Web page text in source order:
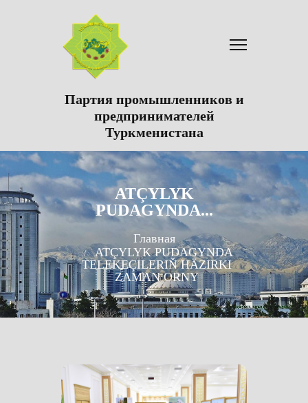
Партия промышленников и
предпринимателей
Туркменистана
ATÇYLYK
PUDAGYNDA...
Главная
ATÇYLYK PUDAGYNDA
TELEKEÇILERIŇ HÄZIRKI
ZAMAN ORNY